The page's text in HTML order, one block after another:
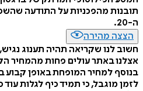
תובנות מהפכניות על התודעה
ה-20.
הצצה מהירה
חשוב לנו שקריאה תהיה תענוג
אצלנו באתר עולים פחות מהמחיר
בנוסף למחיר המופחת באופן קבוע
לזמן מוגבל, כי תמיד כיף לגלות